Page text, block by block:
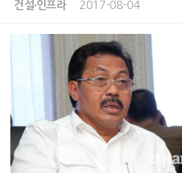
건설∙인프라 2017-08-04